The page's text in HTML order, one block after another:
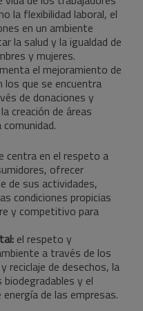
la flexibilidad laboral, el
en un ambiente
la salud y la igualdad de
y mujeres.
el mejoramiento de
los que se encuentra
de donaciones y
creación de áreas
centra en el respeto a
ofrecer
de sus actividades,
condiciones propicias
y competitivo para
el respeto y
a través de los
reciclaje de desechos, la
y el
de las empresas.